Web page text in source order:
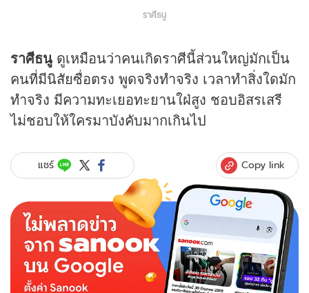
ราศีธนู
ราศีธนู ดูเหมือนว่าคนเกิดราศีนี้ส่วนใหญ่มักเป็น
คนที่มีนิสัยซื่อตรง พูดจริงทำจริง เวลาทำสิ่งใดมัก
ทำจริง มีความทะเยอทะยานใฝ่สูง ชอบอิสรเสรี
ไม่ชอบให้ใครมาบังคับมากเกินไป
แชร์ Copy link